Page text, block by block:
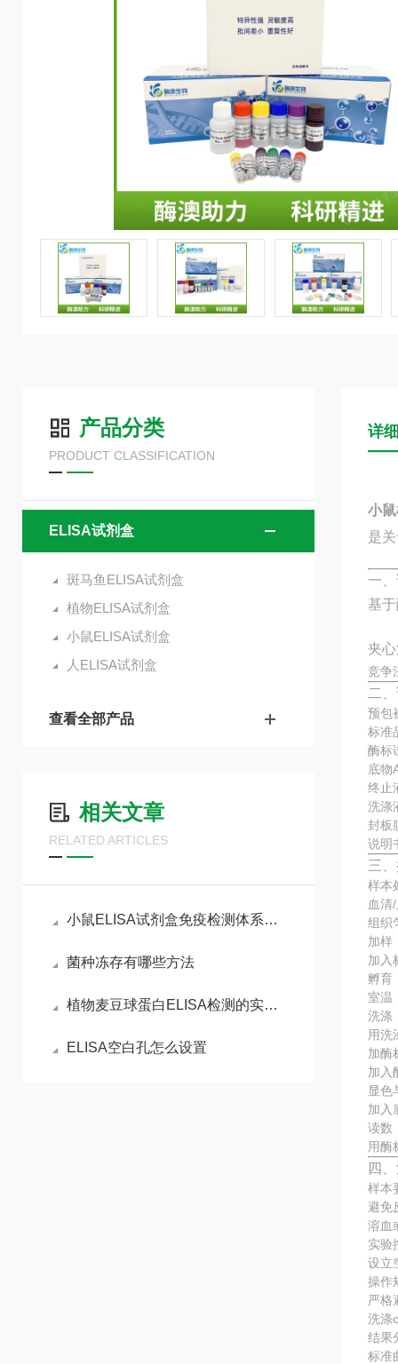
产品分类
PRODUCT CLASSIFICATION
ELISA试剂盒
斑马鱼ELISA试剂盒
植物ELISA试剂盒
小鼠ELISA试剂盒
人ELISA试剂盒
查看全部产品
相关文章
RELATED ARTICLES
小鼠ELISA试剂盒免疫检测体系与动物模型实验实操指南
菌种冻存有哪些方法
植物麦豆球蛋白ELISA检测的实验流程
ELISA空白孔怎么设置
详
小
是
一
基
夹
竞争
二
预包
标准
酶标
底物
终止
洗涤
封板
说明
三
样本
血清
组织
加样
加入
孵育
室温
洗涤
用洗
加酶
加入
显色
加入
读数
用酶
四
样本
避免
溶血
实验
设立
操作
严格
洗涤
结果
标准